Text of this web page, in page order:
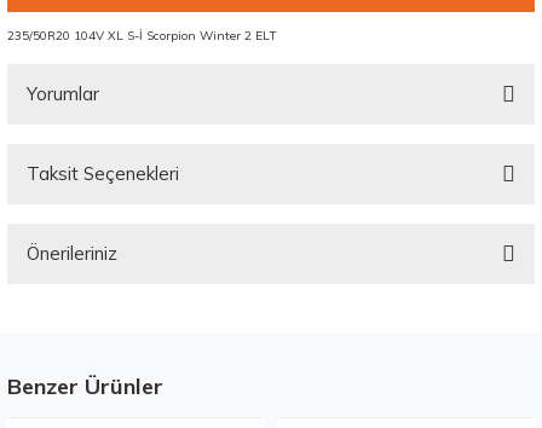
235/50R20 104V XL S-İ Scorpion Winter 2 ELT
Yorumlar
Taksit Seçenekleri
Önerileriniz
Görüş ve önerileriniz için teşekkür ederiz.
Benzer Ürünler